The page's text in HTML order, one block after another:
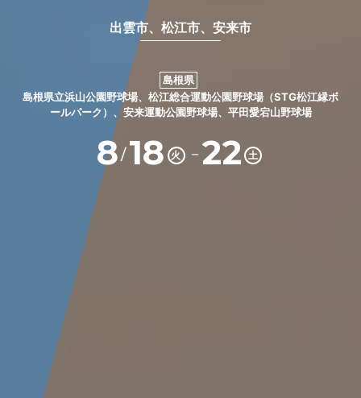
出雲市、松江市、安来市
島根県
島根県立浜山公園野球場、松江総合運動公園野球場（STG松江縁ボ
ールパーク）、安来運動公園野球場、平田愛宕山野球場
8/18 火 － 22 土